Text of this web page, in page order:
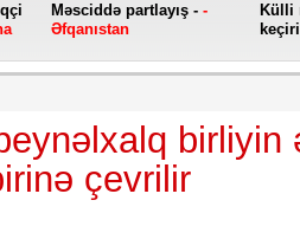
-
Külli miqdarda heroin ələ
keçirilib -
birliyin
çevrilir